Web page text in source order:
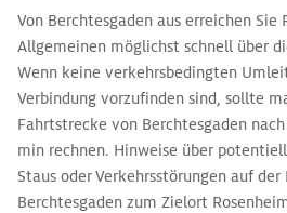
Von Berchtesgaden aus erreichen Sie
Allgemeinen möglichst schnell über
Wenn keine verkehrsbedingten
Verbindung vorzufinden sind, sollte
Fahrtstrecke von Berchtesgaden
min rechnen. Hinweise über
Staus oder Verkehrsstörungen auf
Berchtesgaden zum Zielort